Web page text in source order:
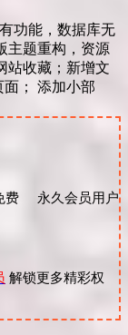
功能，数据库无
主题重构，资源
站收藏；新增文
； 添加小部
费 永久会员用户
解锁更多精彩权